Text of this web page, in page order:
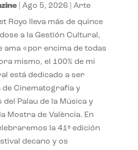
| Ago 5, 2026 Arte
Royo lleva más de quince
a la Gestión Cultural,
ama «por encima de todas
mismo, el 100% de mi
está dedicado a ser
Cinematografía y
del Palau de la Música y
Mostra de València. En
la 41ª edición
decano y os